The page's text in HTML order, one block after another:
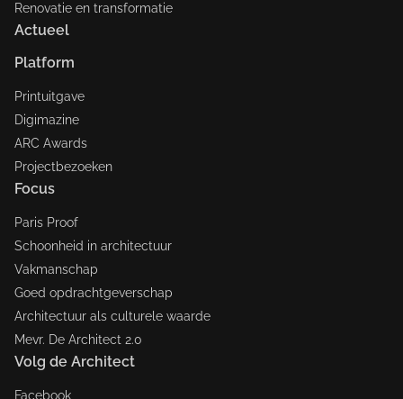
Renovatie en transformatie
Actueel
Platform
Printuitgave
Digimazine
ARC Awards
Projectbezoeken
Focus
Paris Proof
Schoonheid in architectuur
Vakmanschap
Goed opdrachtgeverschap
Architectuur als culturele waarde
Mevr. De Architect 2.0
Volg de Architect
Facebook